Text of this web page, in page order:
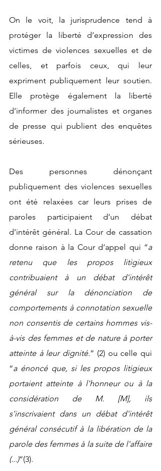
On le voit, la jurisprudence tend à
protéger la liberté d’expression des
victimes de violences sexuelles et de
celles, et parfois ceux, qui leur
expriment publiquement leur soutien.
Elle protège également la liberté
d’informer des journalistes et organes
de presse qui publient des enquêtes
sérieuses.
Des personnes dénonçant
publiquement des violences sexuelles
ont été relaxées car leurs prises de
paroles participaient d’un débat
d’intérêt général. La Cour de cassation
donne raison à la Cour d’appel qui “a
retenu que les propos litigieux
contribuaient à un débat d'intérêt
général sur la dénonciation de
comportements à connotation sexuelle
non consentis de certains hommes vis-
à-vis des femmes et de nature à porter
atteinte à leur dignité.” (2) ou celle qui
“a énoncé que, si les propos litigieux
portaient atteinte à l'honneur ou à la
considération de M. [M], ils
s'inscrivaient dans un débat d'intérêt
général consécutif à la libération de la
parole des femmes à la suite de l'affaire
(...)”(3).